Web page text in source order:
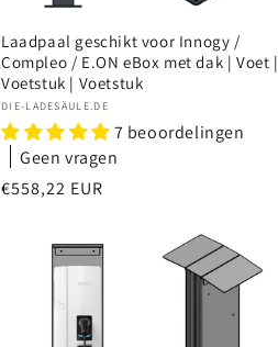
Laadpaal geschikt voor Innogy /
Compleo / E.ON eBox met dak | Voet |
Voetstuk | Voetstuk
Verkoper:
DIE-LADESÄULE.DE
7 beoordelingen
Geen vragen
Normale
€558,22 EUR